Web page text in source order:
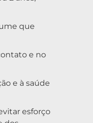
que
e no
e à saúde
esforço